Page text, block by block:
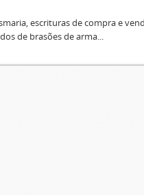
escrituras de compra e
de brasões de arma...